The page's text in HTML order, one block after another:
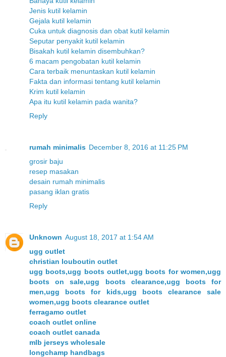
Jenis kutil kelamin
Gejala kutil kelamin
Cuka untuk diagnosis dan obat kutil kelamin
Seputar penyakit kutil kelamin
Bisakah kutil kelamin disembuhkan?
6 macam pengobatan kutil kelamin
Cara terbaik menuntaskan kutil kelamin
Fakta dan informasi tentang kutil kelamin
Krim kutil kelamin
Apa itu kutil kelamin pada wanita?
Reply
rumah minimalis December 8, 2016 at 11:25 PM
grosir baju
resep masakan
desain rumah minimalis
pasang iklan gratis
Reply
Unknown August 18, 2017 at 1:54 AM
ugg outlet
christian louboutin outlet
ugg boots,ugg boots outlet,ugg boots for women,ugg
boots on sale,ugg boots clearance,ugg boots for
men,ugg boots for kids,ugg boots clearance sale
women,ugg boots clearance outlet
ferragamo outlet
coach outlet online
coach outlet canada
mlb jerseys wholesale
longchamp handbags